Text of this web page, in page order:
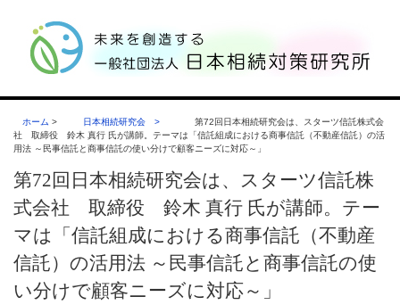
ホーム > 日本相続研究会 >
第72回日本相続研究会は、スターツ信託株式会
社 取締役 鈴木 真行 氏が講師。テーマは「信託組成における商事信託（不動産信託）の活
用法 ～民事信託と商事信託の使い分けで顧客ニーズに対応～」
第72回日本相続研究会は、スターツ信託株
式会社 取締役 鈴木 真行 氏が講師。テー
マは「信託組成における商事信託（不動産
信託）の活用法 ～民事信託と商事信託の使
い分けで顧客ニーズに対応～」